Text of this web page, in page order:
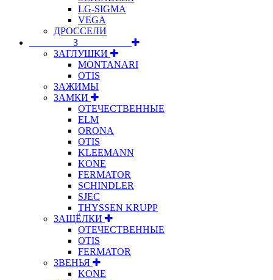
LG-SIGMA
VEGA
ДРОССЕЛИ
⠀⠀⠀⠀⠀⠀З⠀⠀⠀⠀⠀⠀⠀
ЗАГЛУШКИ
MONTANARI
OTIS
ЗАЖИМЫ
ЗАМКИ
ОТЕЧЕСТВЕННЫЕ
ELM
ORONA
OTIS
KLEEMANN
KONE
FERMATOR
SCHINDLER
SJEC
THYSSEN KRUPP
ЗАЩЁЛКИ
ОТЕЧЕСТВЕННЫЕ
OTIS
FERMATOR
ЗВЕНЬЯ
KONE